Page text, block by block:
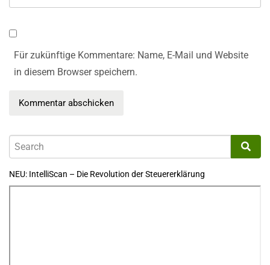
Für zukünftige Kommentare: Name, E-Mail und Website
in diesem Browser speichern.
NEU: IntelliScan – Die Revolution der Steuererklärung